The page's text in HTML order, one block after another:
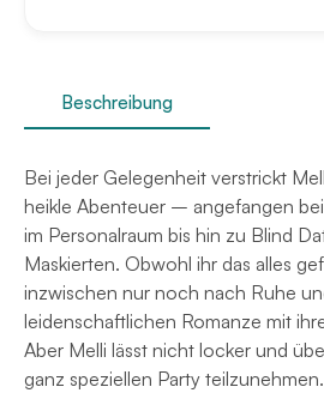
Beschreibung
Bei jeder Gelegenheit verstrickt
heikle Abenteuer – angefangen
im Personalraum bis hin zu Blind
Maskierten. Obwohl ihr das alles
inzwischen nur noch nach Ruhe
leidenschaftlichen Romanze mit
Aber Melli lässt nicht locker und
ganz speziellen Party